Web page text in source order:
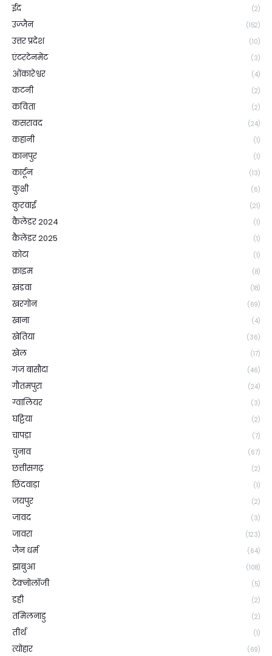
ईद (2)
उज्जैन (152)
उत्तर प्रदेश (10)
एंटरटेनमेंट (3)
ओंकारेश्वर (4)
कटनी (2)
कविता (2)
कसरावद (24)
कहानी (1)
कानपुर (1)
कार्टून (13)
कुक्षी (6)
कुरवाई (21)
कैलेंडर 2024 (1)
कैलेंडर 2025 (1)
कोटा (1)
क्राइम (8)
खंडवा (18)
खरगोन (69)
खाना (4)
खेतिया (36)
खेल (17)
गंज बासौदा (46)
गौतमपुरा (24)
ग्वालियर (3)
घट्टिया (2)
चापड़ा (7)
चुनाव (67)
छत्तीसगढ़ (2)
छिंदवाड़ा (1)
जयपुर (2)
जावद (3)
जावरा (123)
जैन धर्म (64)
झाबुआ (108)
टेक्नोलॉजी (5)
डही (2)
तमिलनाडु (2)
तीर्थ (1)
त्योहार (69)